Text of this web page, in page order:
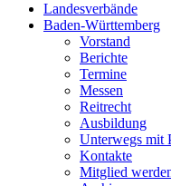
Landesverbände
Baden-Württemberg
Vorstand
Berichte
Termine
Messen
Reitrecht
Ausbildung
Unterwegs mit
Kontakte
Mitglied